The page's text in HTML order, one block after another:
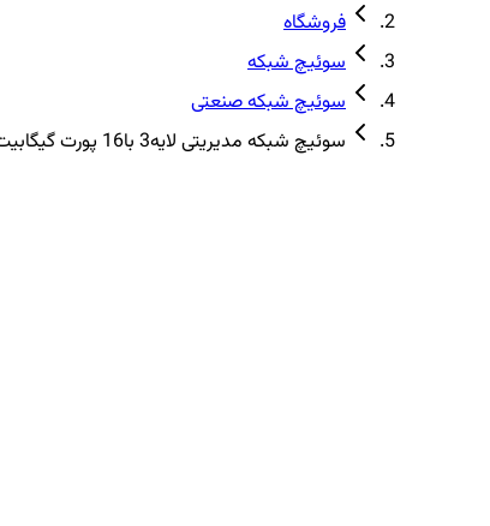
فروشگاه
سوئیچ شبکه
سوئیچ شبکه صنعتی
سوئیچ شبکه مدیریتی لایه3 با16 پورت گیگابیت و4 پورت فیبر نوری 10گیگ